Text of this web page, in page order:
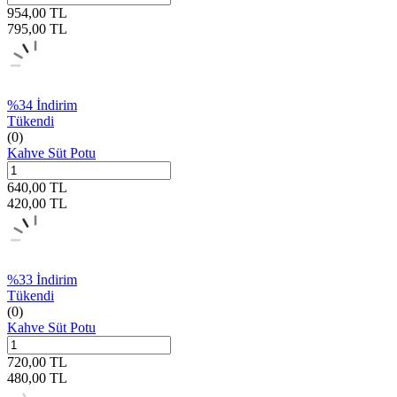
954,00 TL
795,00 TL
%34 İndirim
Tükendi
(0)
Kahve Süt Potu
640,00 TL
420,00 TL
%33 İndirim
Tükendi
(0)
Kahve Süt Potu
720,00 TL
480,00 TL